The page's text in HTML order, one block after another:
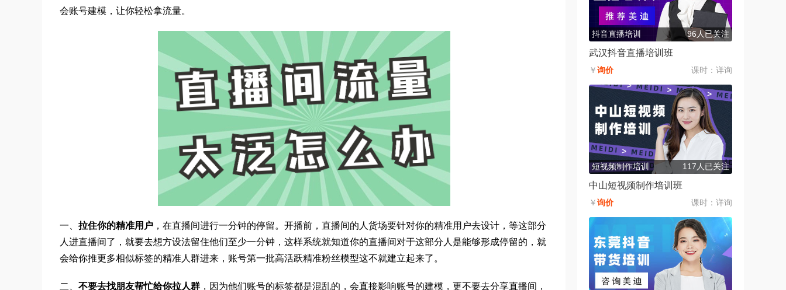
会账号建模，让你轻松拿流量。
一、 拉住你的精准用户 ，在直播间进行一分钟的停留。开播前，直播间的人货场要针对你的精准用户去设计，等这部分
人进直播间了，就要去想方设法留住他们至少一分钟，这样系统就知道你的直播间对于这部分人是能够形成停留的，就
会给你推更多相似标签的精准人群进来，账号第一批高活跃精准粉丝模型这不就建立起来了。
二、 不要去找朋友帮忙给你拉人群 ，因为他们账号的标签都是混乱的，会直接影响账号的建模，更不要去分享直播间，
抖音直播培训 96人已关注
武汉抖音直播培训班
￥询价 课时： 详询
短视频制作培训 117人已关注
中山短视频制作培训班
￥询价 课时： 详询